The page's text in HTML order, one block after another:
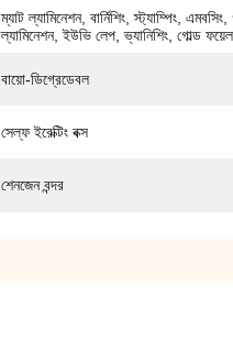
ম্যাট ল্যামিনেশন, বার্নিশিং, স্ট্যাম্পিং,
ল্যামিনেশন, ইউভি লেপ, ভ্যানিশিং, গোল্ড ফয়েল
বায়ো-ডিগ্রেডেবল
সেল্ফ ইরেক্টিং বক্স
শেনজেন বন্দর